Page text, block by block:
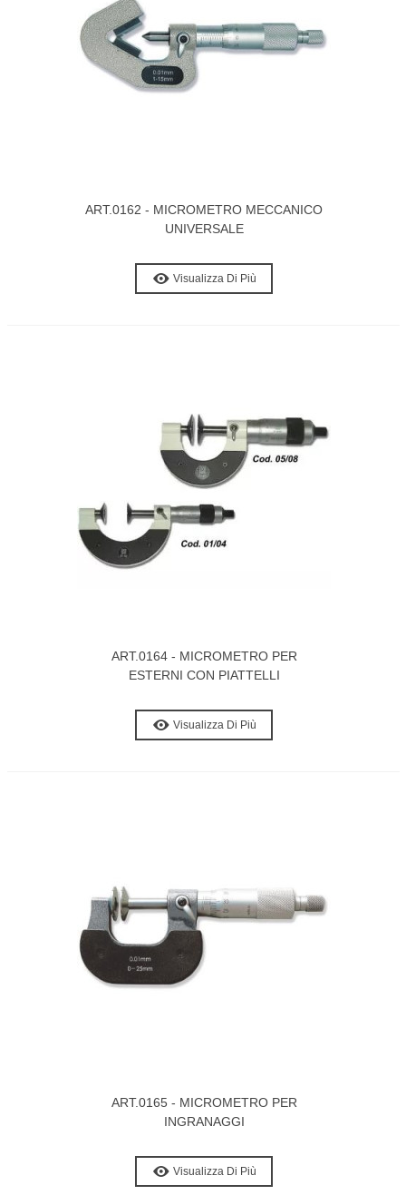
ART.0162 - MICROMETRO MECCANICO
UNIVERSALE
Visualizza Di Più
ART.0164 - MICROMETRO PER
ESTERNI CON PIATTELLI
Visualizza Di Più
ART.0165 - MICROMETRO PER
INGRANAGGI
Visualizza Di Più